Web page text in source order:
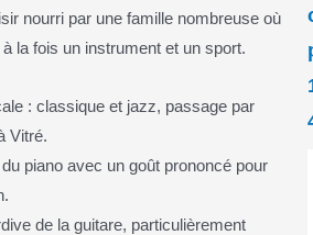
nourri par une famille nombreuse où
la fois un instrument et un sport.
: classique et jazz, passage par
Vitré.
piano avec un goût prononcé pour
de la guitare, particulièrement